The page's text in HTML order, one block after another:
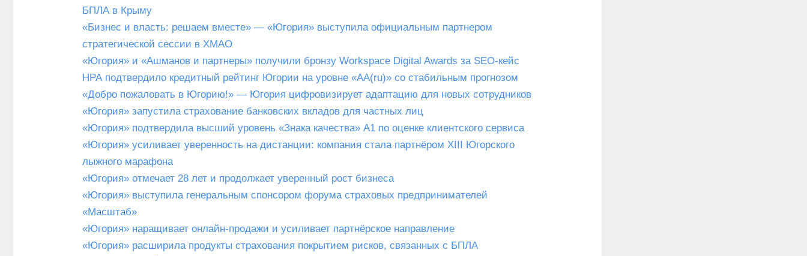
БПЛА в Крыму
«Бизнес и власть: решаем вместе» — «Югория» выступила официальным партнером
стратегической сессии в ХМАО
«Югория» и «Ашманов и партнеры» получили бронзу Workspace Digital Awards за SEO-кейс
НРА подтвердило кредитный рейтинг Югории на уровне «AA(ru)» со стабильным прогнозом
«Добро пожаловать в Югорию!» — Югория цифровизирует адаптацию для новых сотрудников
«Югория» запустила страхование банковских вкладов для частных лиц
«Югория» подтвердила высший уровень «Знака качества» А1 по оценке клиентского сервиса
«Югория» усиливает уверенность на дистанции: компания стала партнёром XIII Югорского
лыжного марафона
«Югория» отмечает 28 лет и продолжает уверенный рост бизнеса
«Югория» выступила генеральным спонсором форума страховых предпринимателей
«Масштаб»
«Югория» наращивает онлайн-продажи и усиливает партнёрское направление
«Югория» расширила продукты страхования покрытием рисков, связанных с БПЛА